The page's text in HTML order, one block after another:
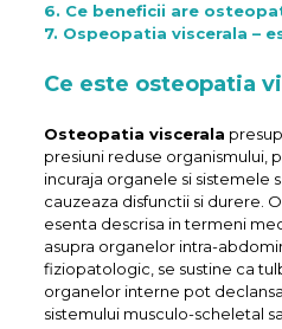
6. Ce beneficii are
7. Ospeopatia viscerala –
Ce este osteopatia
Osteopatia viscerala
presiuni reduse organismului,
incuraja organele si sistemele
cauzeaza disfunctii si durere.
esenta descrisa in termeni
asupra organelor intra-
fiziopatologic, se sustine ca
organelor interne pot
sistemului musculo-scheletal